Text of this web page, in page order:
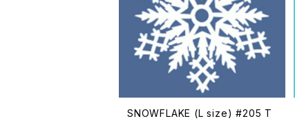
SNOWFLAKE (L size) #205 T